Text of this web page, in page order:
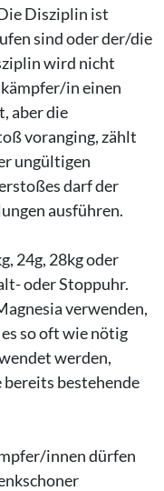
Disziplin ist
sind oder der/die
wird nicht
in einen
aber die
voranging, zählt
ungültigen
darf der
ausführen.
24g, 28kg oder
oder Stoppuhr.
verwenden,
so oft wie nötig
werden,
bestehende
innen dürfen